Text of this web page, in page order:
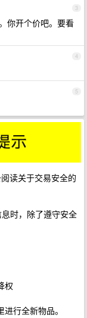
3
你开个价吧。要看
4
5
读关于交易安全的
时，除了遵守安全
权
行全新物品。